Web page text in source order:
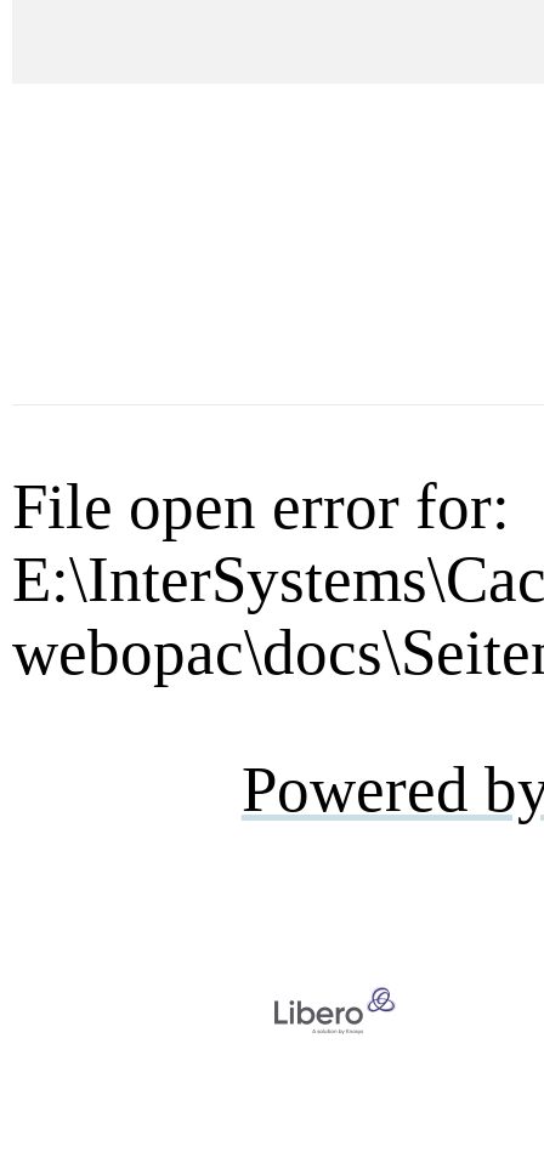
File open error for:
Powered